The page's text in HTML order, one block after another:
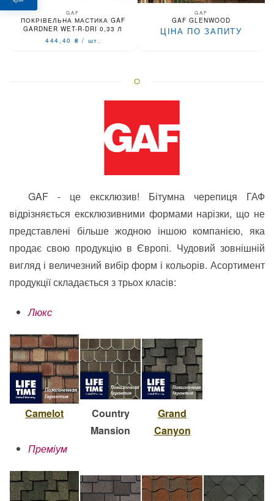
GAF
ПОКРІВЕЛЬНА МАСТИКА GAF
GARDNER WET-R-DRI 0,33 Л
444,40 ₴ / шт.
GAF
GAF GLENWOOD
ЦІНА ПО ЗАПИТУ
GAF - це ексклюзив! Бітумна черепиця ГАФ
відрізняється ексклюзивними формами нарізки, що не
представлені більше жодною іншою компанією, яка
продає свою продукцію в Європі. Чудовий зовнішній
вигляд і величезний вибір форм і кольорів. Асортимент
продукції складається з трьох класів:
Люкс
Camelot
Country
Mansion
Grand
Canyon
Преміум